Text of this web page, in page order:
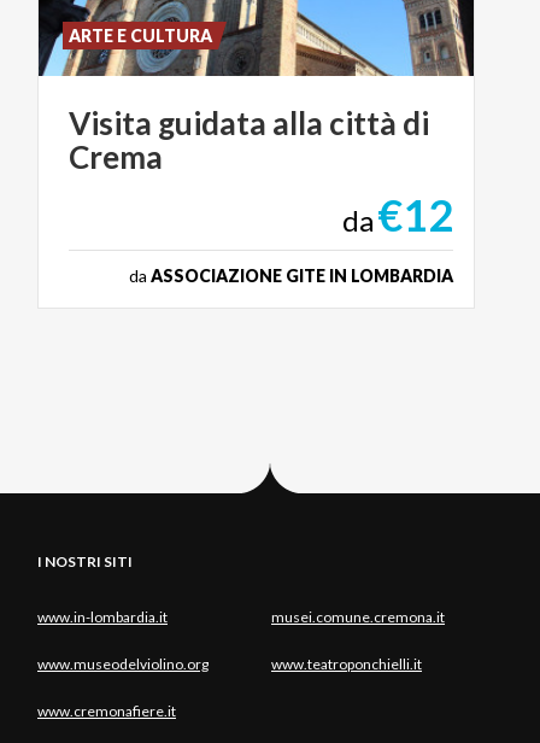
Visita guidata alla città di
Crema
ARTE E CULTURA
da€12
da ASSOCIAZIONE GITE IN LOMBARDIA
I NOSTRI SITI
www.in-lombardia.it musei.comune.cremona.it
www.museodelviolino.org www.teatroponchielli.it
www.cremonafiere.it